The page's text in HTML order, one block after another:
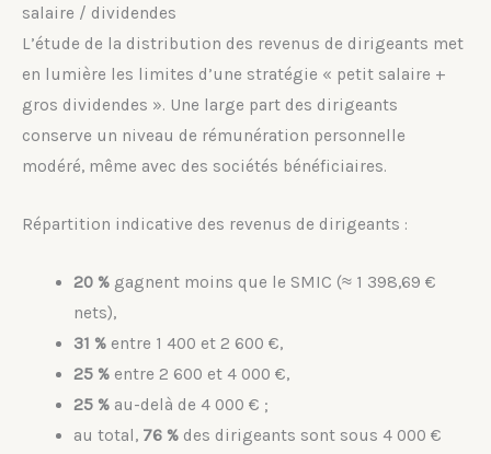
salaire / dividendes
L’étude de la distribution des revenus de dirigeants met
en lumière les limites d’une stratégie « petit salaire +
gros dividendes ». Une large part des dirigeants
conserve un niveau de rémunération personnelle
modéré, même avec des sociétés bénéficiaires.
Répartition indicative des revenus de dirigeants :
20 %gagnent moins que le SMIC (≈ 1 398,69 €
nets),
31 %entre 1 400 et 2 600 €,
25 %entre 2 600 et 4 000 €,
25 %au-delà de 4 000 € ;
au total, 76 %des dirigeants sont sous 4 000 €